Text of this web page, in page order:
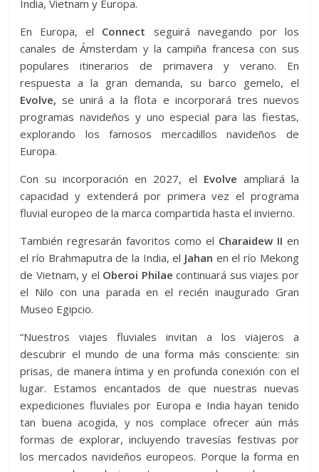
India, Vietnam y Europa.
En Europa, el Connect seguirá navegando por los
canales de Ámsterdam y la campiña francesa con sus
populares itinerarios de primavera y verano. En
respuesta a la gran demanda, su barco gemelo, el
Evolve, se unirá a la flota e incorporará tres nuevos
programas navideños y uno especial para las fiestas,
explorando los famosos mercadillos navideños de
Europa.
Con su incorporación en 2027, el Evolve ampliará la
capacidad y extenderá por primera vez el programa
fluvial europeo de la marca compartida hasta el invierno.
También regresarán favoritos como el Charaidew II en
el río Brahmaputra de la India, el Jahan en el río Mekong
de Vietnam, y el Oberoi Philae continuará sus viajes por
el Nilo con una parada en el recién inaugurado Gran
Museo Egipcio.
“Nuestros viajes fluviales invitan a los viajeros a
descubrir el mundo de una forma más consciente: sin
prisas, de manera íntima y en profunda conexión con el
lugar. Estamos encantados de que nuestras nuevas
expediciones fluviales por Europa e India hayan tenido
tan buena acogida, y nos complace ofrecer aún más
formas de explorar, incluyendo travesías festivas por
los mercados navideños europeos. Porque la forma en